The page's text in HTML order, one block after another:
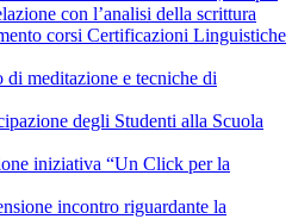
con l’analisi della scrittura
corsi Certificazioni Linguistiche
meditazione e tecniche di
degli Studenti alla Scuola
iniziativa “Un Click per la
incontro riguardante la